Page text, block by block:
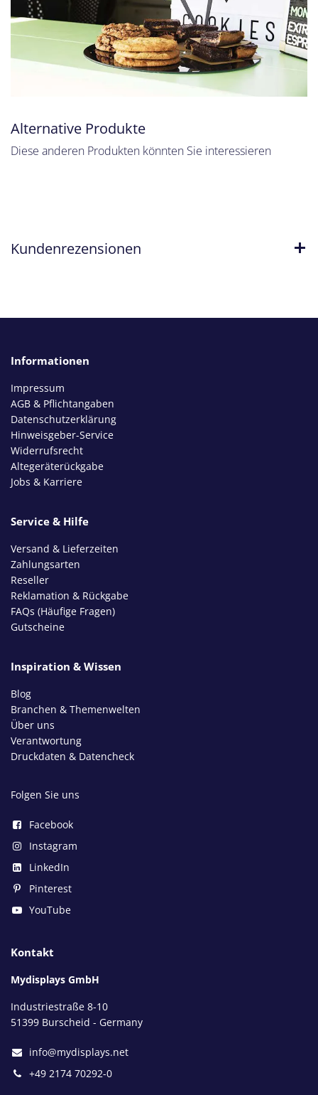
Alternative Produkte
Diese anderen Produkten könnten Sie interessieren
Kundenrezensionen
Informationen
Impressum
AGB & Pflichtangaben
Datenschutzerklärung
Hinweisgeber-Service
Widerrufsrecht
Altegeräterückgabe
Jobs & Karriere
Service & Hilfe
Versand & Lieferzeiten
Zahlungsarten
Reseller
Reklamation & Rückgabe
FAQs (Häufige Fragen)
Gutscheine
Inspiration & Wissen
Blog
Branchen & Themenwelten
Über uns
Verantwortung
Druckdaten & Datencheck
Folgen Sie uns
Facebook
Instagram
LinkedIn
Pinterest
YouTube
Kontakt
Mydisplays GmbH
Industriestraße 8-10
51399 Burscheid - Germany
info@mydisplays.net
+49 2174 70292-0